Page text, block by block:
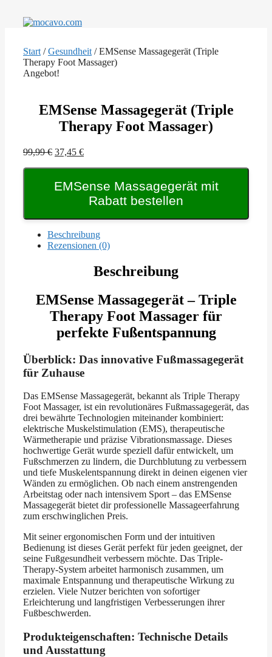
Inhalt
Start /Gesundheit / EMSense Massagegerät (Triple
Therapy Foot Massager)
Angebot!
EMSense Massagegerät (Triple
Therapy Foot Massager)
99,99€ Ursprünglicher
99,99 €
37,45 €Aktueller
37,45 €.
EMSense Massagegerät mit
Rabatt bestellen
Beschreibung
Rezensionen (0)
Beschreibung
EMSense Massagegerät – Triple
Therapy Foot Massager für
perfekte Fußentspannung
Überblick: Das innovative Fußmassagegerät
für Zuhause
Das EMSense Massagegerät, bekannt als Triple Therapy
Foot Massager, ist ein revolutionäres Fußmassagegerät, das
drei bewährte Technologien miteinander kombiniert:
elektrische Muskelstimulation (EMS), therapeutische
Wärmetherapie und präzise Vibrationsmassage. Dieses
hochwertige Gerät wurde speziell dafür entwickelt, um
Fußschmerzen zu lindern, die Durchblutung zu verbessern
und tiefe Muskelentspannung direkt in deinen eigenen vier
Wänden zu ermöglichen. Ob nach einem anstrengenden
Arbeitstag oder nach intensivem Sport – das EMSense
Massagegerät bietet dir professionelle Massageerfahrung
zum erschwinglichen Preis.
Mit seiner ergonomischen Form und der intuitiven
Bedienung ist dieses Gerät perfekt für jeden geeignet, der
seine Fußgesundheit verbessern möchte. Das Triple-
Therapy-System arbeitet harmonisch zusammen, um
maximale Entspannung und therapeutische Wirkung zu
erzielen. Viele Nutzer berichten von sofortiger
Erleichterung und langfristigen Verbesserungen ihrer
Fußbeschwerden.
Produkteigenschaften: Technische Details
und Ausstattung